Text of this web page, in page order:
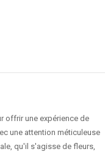
offrir une expérience de
une attention méticuleuse
qu'il s'agisse de fleurs,